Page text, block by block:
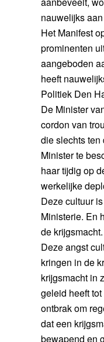
nauwelijks
Het Manifest
prominenten
aangeboden
heeft
Politiek Den
De Minister
cordon van
die slechts
Minister te
haar tijdig op
werkelijke
Deze cultuur
Ministerie. En
de krijgsmacht.
Deze angst
kringen in de
krijgsmacht in
geleid heeft tot
ontbrak om
dat een
bewapend en